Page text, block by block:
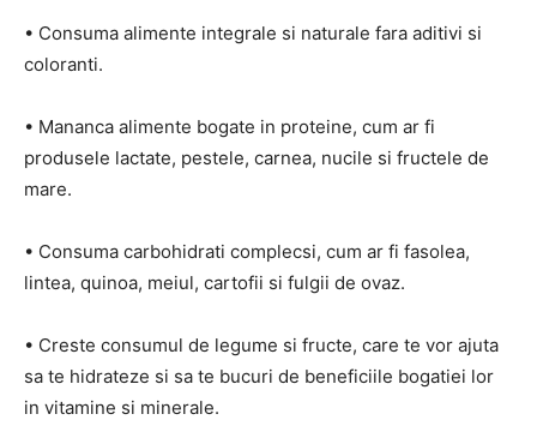
• Consuma alimente integrale si naturale fara aditivi si
coloranti.
• Mananca alimente bogate in proteine, cum ar fi
produsele lactate, pestele, carnea, nucile si fructele de
mare.
• Consuma carbohidrati complecsi, cum ar fi fasolea,
lintea, quinoa, meiul, cartofii si fulgii de ovaz.
• Creste consumul de legume si fructe, care te vor ajuta
sa te hidrateze si sa te bucuri de beneficiile bogatiei lor
in vitamine si minerale.